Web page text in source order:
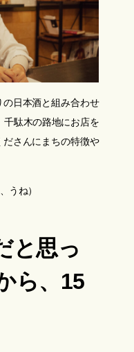
日本酒と組み合わせ
千駄木の路地にお店を
さんにまちの特徴や
うね）
と思っ
ら、15